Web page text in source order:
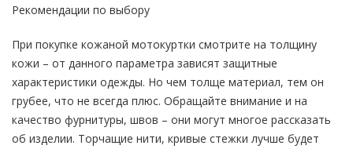
Рекомендации по выбору
При покупке кожаной мотокуртки смотрите на толщину
кожи – от данного параметра зависят защитные
характеристики одежды. Но чем толще материал, тем он
грубее, что не всегда плюс. Обращайте внимание и на
качество фурнитуры, швов – они могут многое рассказать
об изделии. Торчащие нити, кривые стежки лучше будет